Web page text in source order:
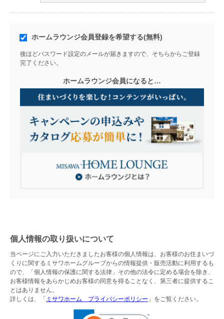
ホームラウンジ会員登録を希望する(無料)
後ほどパスワード設定のメールが届きますので、そちらからご登録
完了ください。
ホームラウンジ会員になると…
個人情報の取り扱いについて
当ページにご入力いただきましたお客様の個人情報は、お客様のお住まいづ
くりに関するミサワホームグループからの情報提供・販売活動に利用するも
ので、「個人情報の保護に関する法律」その他の法令に定める場合を除き、
お客様情報をあらかじめお客様の同意を得ることなく、第三者に提供するこ
とはありません。
詳しくは、「 ミサワホーム プライバシーポリシー 」をご覧ください。